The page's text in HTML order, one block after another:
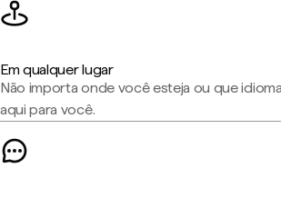
Em qualquer lugar
Não importa onde você esteja ou que
aqui para você.